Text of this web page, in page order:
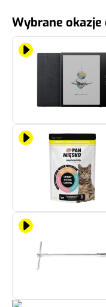
Wybrane okazje